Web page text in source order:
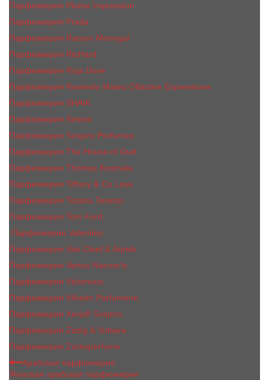
Парфюмерия Plume Impression
Парфюмерия Prada
Парфюмерия Ramon Monegal
Парфюмерия RicHard
Парфюмерия Roja Dove
Парфюмерия Rosendo Mateu Olfactive Expressions
Парфюмерия SHAIK
Парфюмерия Simimi
Парфюмерия Sospiro Perfumes
Парфюмерия The House of Oud
Парфюмерия Thomas Kosmala
Парфюмерия Tiffany & Co Love
Парфюмерия Tiziana Terenzi
Парфюмерия Tom Ford
Парфюмерия Valentino
Парфюмерия Van Cleef & Arpels
Парфюмерия Vertus Narcos'is
Парфюмерия Victorious
Парфюмерия Vilhelm Parfumerie
Парфюмерия Xerjoff Sospiro
Парфюмерия Zadig & Voltaire
Парфюмерия Zarkoperfume
Арабская парфюмерия
Женская арабская парфюмерия